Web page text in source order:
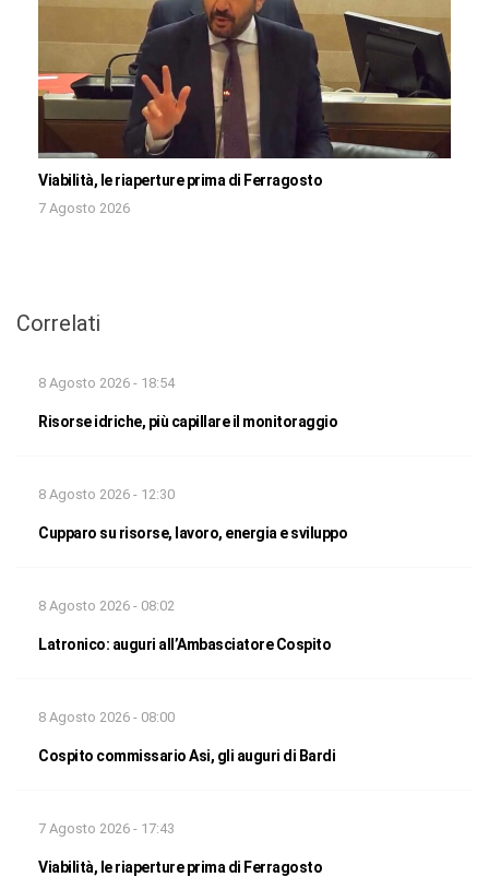
Viabilità, le riaperture prima di Ferragosto
7 Agosto 2026
Correlati
8 Agosto 2026 - 18:54
Risorse idriche, più capillare il monitoraggio
8 Agosto 2026 - 12:30
Cupparo su risorse, lavoro, energia e sviluppo
8 Agosto 2026 - 08:02
Latronico: auguri all’Ambasciatore Cospito
8 Agosto 2026 - 08:00
Cospito commissario Asi, gli auguri di Bardi
7 Agosto 2026 - 17:43
Viabilità, le riaperture prima di Ferragosto